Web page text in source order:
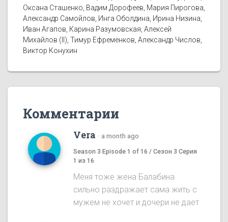
Оксана Сташенко, Вадим Дорофеев, Мария Пирогова,
Александр Самойлов, Инга Оболдина, Ирина Низина,
Иван Агапов, Карина Разумовская, Алексей
Михайлов (II), Тимур Ефременков, Александр Числов,
Виктор Конухин
Комментарии
Vera · a month ago
Season 3 Episode 1 of 16 / Сезон 3 Серия
1 из 16
Меня тоже жена Балабина
сильно раздражает сама жить с
мужем не хочет и дочери не дает